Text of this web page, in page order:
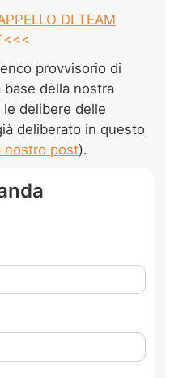
DI TEAM
provvisorio di
della nostra
delibere delle
deliberato in questo
nostro post).